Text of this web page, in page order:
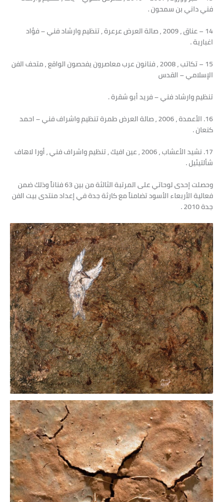
فني داني بن سمحون .
14 – عناق , 2009 , صالة العرض عرعرة , تنظيم وارشاد فني – فؤاد
اغبارية .
15 – تكاتب , 2008 , فنانون عرب معاصرون يفحصون الواقع , متحف الفن
الإسلامي – القدس
تنظيم وارشاد فني – فريد أبو شقرة .
16. الأعمدة , 2006 , صالة العرض طمرة تنظيم واشراف فني – احمد
كنعان .
17. نشيد الأعشاب , 2006 , عين افيك , تنظيم واشراف فني , أورا لاهاف
شألتيئيل .
وحصلت إحدى لوحاتي على المرتبة الثالثة من بين 63 فناناً وذلك ضمن
فعالية الأربعاء الأسود تضامناً مع كارثة جدة في إعداد منتدى بيت الفن
جدة 2010 .